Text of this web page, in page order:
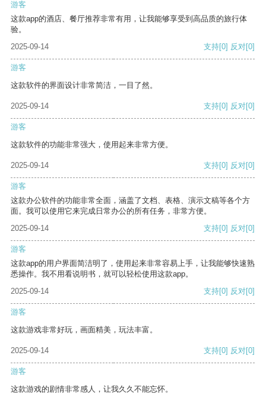
游客
这款app的酒店、餐厅推荐非常有用，让我能够享受到高品质的旅行体
验。
2025-09-14
支持[0] 反对[0]
游客
这款软件的界面设计非常简洁，一目了然。
2025-09-14 支持[0] 反对[0]
游客
这款软件的功能非常强大，使用起来非常方便。
2025-09-14 支持[0] 反对[0]
游客
这款办公软件的功能非常全面，涵盖了文档、表格、演示文稿等各个方
面。我可以使用它来完成日常办公的所有任务，非常方便。
2025-09-14
支持[0] 反对[0]
游客
这款app的用户界面简洁明了，使用起来非常容易上手，让我能够快速熟
悉操作。我不用看说明书，就可以轻松使用这款app。
2025-09-14
支持[0] 反对[0]
游客
这款游戏非常好玩，画面精美，玩法丰富。
2025-09-14 支持[0] 反对[0]
游客
这款游戏的剧情非常感人，让我久久不能忘怀。